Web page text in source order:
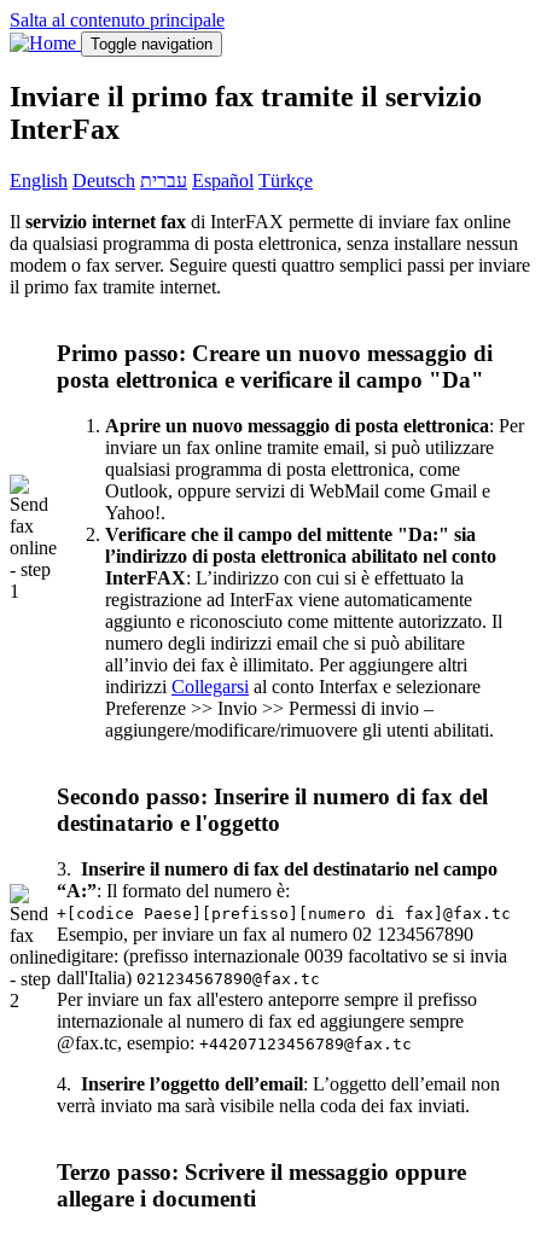
Salta al contenuto principale
Toggle navigation
Inviare il primo fax tramite il servizio
InterFax
English Deutsch עברית Español Türkçe
Il servizio internet fax di InterFAX permette di inviare fax online
da qualsiasi programma di posta elettronica, senza installare nessun
modem o fax server. Seguire questi quattro semplici passi per inviare
il primo fax tramite internet.
Primo passo: Creare un nuovo messaggio di
posta elettronica e verificare il campo "Da"
Aprire un nuovo messaggio di posta elettronica: Per
inviare un fax online tramite email, si può utilizzare
qualsiasi programma di posta elettronica, come
Outlook, oppure servizi di WebMail come Gmail e
Yahoo!.
Verificare che il campo del mittente "Da:" sia
l’indirizzo di posta elettronica abilitato nel conto
InterFAX: L’indirizzo con cui si è effettuato la
registrazione ad InterFax viene automaticamente
aggiunto e riconosciuto come mittente autorizzato. Il
numero degli indirizzi email che si può abilitare
all’invio dei fax è illimitato. Per aggiungere altri
indirizzi Collegarsi al conto Interfax e selezionare
Preferenze >> Invio >> Permessi di invio –
aggiungere/modificare/rimuovere gli utenti abilitati.
Secondo passo: Inserire il numero di fax del
destinatario e l'oggetto
3. Inserire il numero di fax del destinatario nel campo
“A:”: Il formato del numero è:
+[codice Paese][prefisso][numero di fax]@fax.tc
Esempio, per inviare un fax al numero 02 1234567890
digitare: (prefisso internazionale 0039 facoltativo se si invia
dall'Italia) 021234567890@fax.tc
Per inviare un fax all'estero anteporre sempre il prefisso
internazionale al numero di fax ed aggiungere sempre
@fax.tc, esempio: +44207123456789@fax.tc
4. Inserire l’oggetto dell’email: L’oggetto dell’email non
verrà inviato ma sarà visibile nella coda dei fax inviati.
Terzo passo: Scrivere il messaggio oppure
allegare i documenti